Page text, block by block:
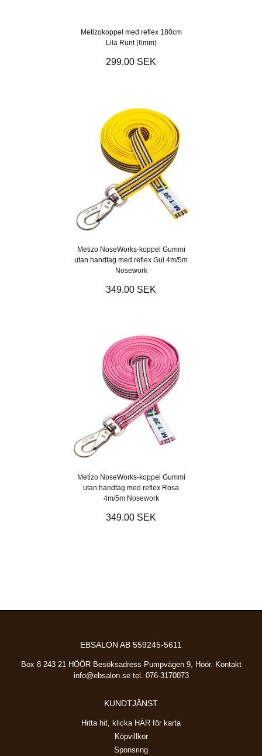
Metizokoppel med reflex 180cm
Lila Runt (6mm)
299.00 SEK
Metizo NoseWorks-koppel Gummi
utan handtag med reflex Gul 4m/5m
Nosework
349.00 SEK
Metizo NoseWorks-koppel Gummi
utan handtag med reflex Rosa
4m/5m Nosework
349.00 SEK
EBSALON AB 559245-5611
Box 8 243 21 HÖÖR Besöksadress Pumpvägen 9, Höör. Kontakt
info@ebsalon.setel. 076-3170073
KUNDTJÄNST
Hitta hit, klicka HÄR för karta
Köpvillkor
Sponsring